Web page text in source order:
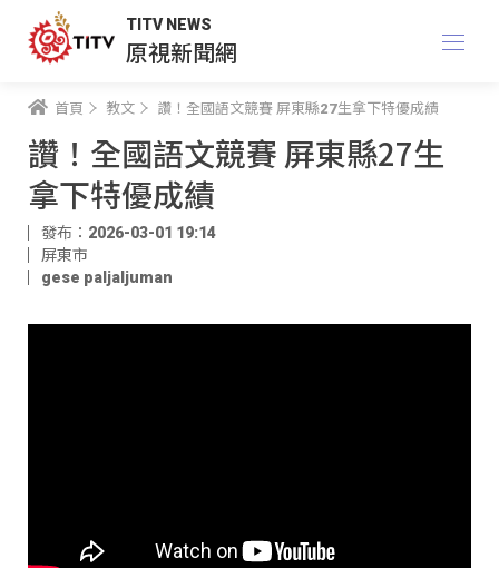
TITV NEWS
原視新聞網
首頁 教文 讚！全國語文競賽 屏東縣27生拿下特優成績
讚！全國語文競賽 屏東縣27生
拿下特優成績
發布：2026-03-01 19:14
屏東市
gese paljaljuman